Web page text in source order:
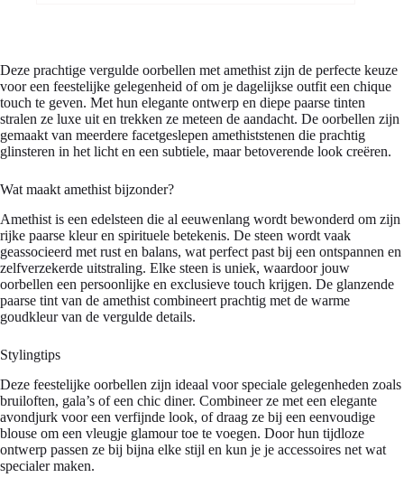
Deze prachtige vergulde oorbellen met amethist zijn de perfecte keuze
voor een feestelijke gelegenheid of om je dagelijkse outfit een chique
touch te geven. Met hun elegante ontwerp en diepe paarse tinten
stralen ze luxe uit en trekken ze meteen de aandacht. De oorbellen zijn
gemaakt van meerdere facetgeslepen amethiststenen die prachtig
glinsteren in het licht en een subtiele, maar betoverende look creëren.
Wat maakt amethist bijzonder?
Amethist is een edelsteen die al eeuwenlang wordt bewonderd om zijn
rijke paarse kleur en spirituele betekenis. De steen wordt vaak
geassocieerd met rust en balans, wat perfect past bij een ontspannen en
zelfverzekerde uitstraling. Elke steen is uniek, waardoor jouw
oorbellen een persoonlijke en exclusieve touch krijgen. De glanzende
paarse tint van de amethist combineert prachtig met de warme
goudkleur van de vergulde details.
Stylingtips
Deze feestelijke oorbellen zijn ideaal voor speciale gelegenheden zoals
bruiloften, gala’s of een chic diner. Combineer ze met een elegante
avondjurk voor een verfijnde look, of draag ze bij een eenvoudige
blouse om een vleugje glamour toe te voegen. Door hun tijdloze
ontwerp passen ze bij bijna elke stijl en kun je je accessoires net wat
specialer maken.